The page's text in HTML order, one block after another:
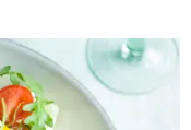
RECEPTENSET